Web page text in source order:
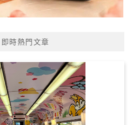
即時熱門文章